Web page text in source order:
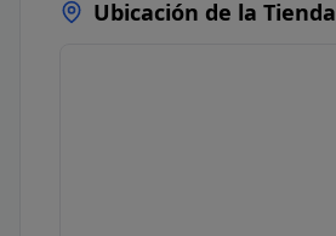
Ubicación de la Tienda